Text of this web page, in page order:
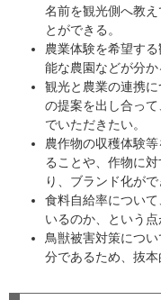
名前を観光側へ教
とができる。
農業体験を希望す
能な農園などが分か
観光と農業の連携
の提案を出し合っ
でいただきたい。
農作物の収穫体験
ることや、作物に
り、ブランド化がで
食料自給率につい
いるのか、という点
鳥獣被害対策につ
分であるため、抜本